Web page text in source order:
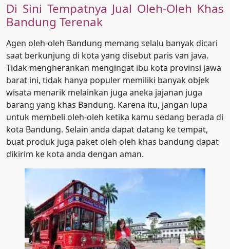
Di Sini Tempatnya Jual Oleh-Oleh Khas
Bandung Terenak
Agen oleh-oleh Bandung memang selalu banyak dicari
saat berkunjung di kota yang disebut paris van java.
Tidak mengherankan mengingat ibu kota provinsi jawa
barat ini, tidak hanya populer memiliki banyak objek
wisata menarik melainkan juga aneka jajanan juga
barang yang khas Bandung. Karena itu, jangan lupa
untuk membeli oleh-oleh ketika kamu sedang berada di
kota Bandung. Selain anda dapat datang ke tempat,
buat produk juga paket oleh oleh khas bandung dapat
dikirim ke kota anda dengan aman.